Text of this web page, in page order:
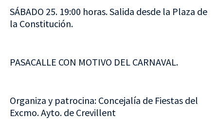
SÁBADO 25. 19:00 horas. Salida desde la Plaza de
la Constitución.
PASACALLE CON MOTIVO DEL CARNAVAL.
Organiza y patrocina: Concejalía de Fiestas del
Excmo. Ayto. de Crevillent